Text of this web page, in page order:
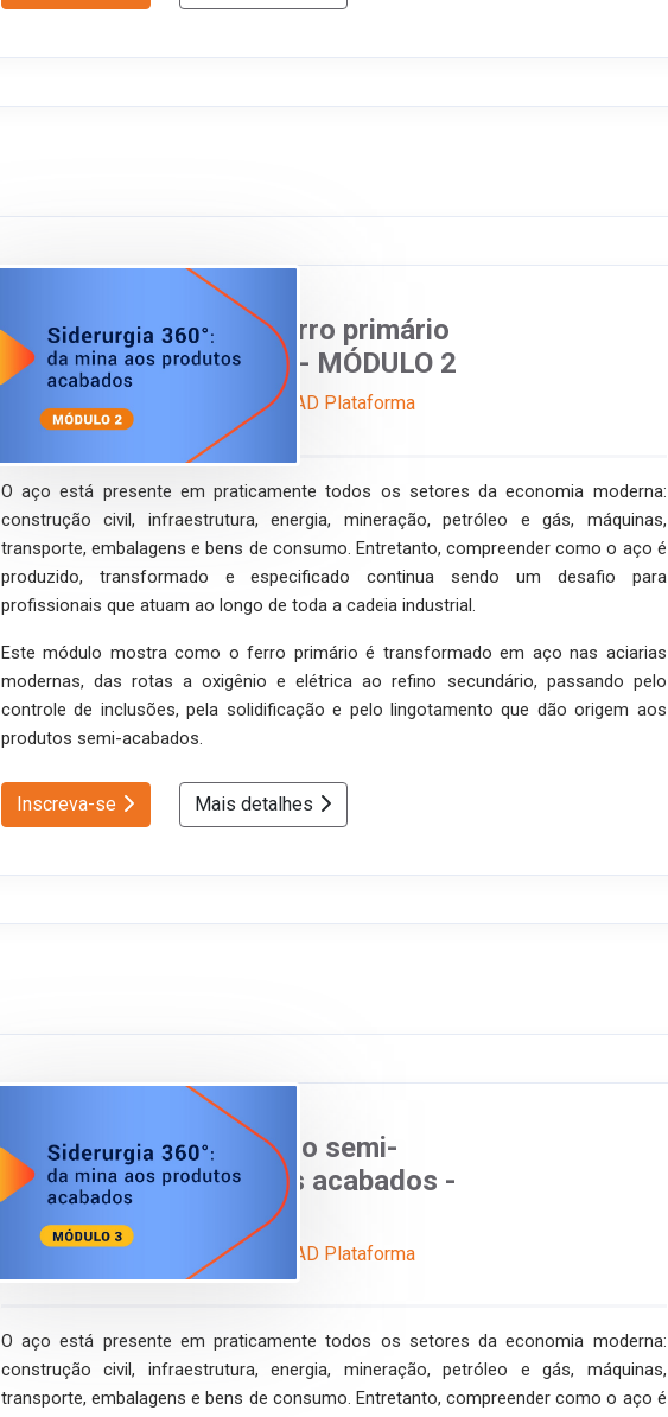
Siderurgia 360°: do ferro primário
ao aço semi-acabado - MÓDULO 2
ABM Ensina EAD Plataforma
O aço está presente em praticamente todos os setores da economia moderna:
construção civil, infraestrutura, energia, mineração, petróleo e gás, máquinas,
transporte, embalagens e bens de consumo. Entretanto, compreender como o aço é
produzido, transformado e especificado continua sendo um desafio para
profissionais que atuam ao longo de toda a cadeia industrial.
Este módulo mostra como o ferro primário é transformado em aço nas aciarias
modernas, das rotas a oxigênio e elétrica ao refino secundário, passando pelo
controle de inclusões, pela solidificação e pelo lingotamento que dão origem aos
produtos semi-acabados.
Inscreva-se Mais detalhes
Siderurgia 360°: do aço semi-
acabado aos produtos acabados -
MÓDULO 3
ABM Ensina Online EAD Plataforma
O aço está presente em praticamente todos os setores da economia moderna:
construção civil, infraestrutura, energia, mineração, petróleo e gás, máquinas,
transporte, embalagens e bens de consumo. Entretanto, compreender como o aço é